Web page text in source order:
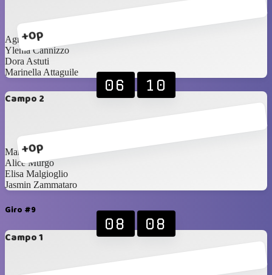
+0p
Agnese Milazzo
Ylenia Cannizzo
Dora Astuti
Marinella Attaguile
Campo 2
+0p
06 10
Maria Palermo
Alice Murgo
Elisa Malgioglio
Jasmin Zammataro
Giro #9
Campo 1
08 08